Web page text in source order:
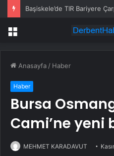
Başiskele’de TIR Bariyere
Menü
Anasayfa / Haber
Haber
Bursa
Cami’ne yeni
MEHMET KARADAVUT